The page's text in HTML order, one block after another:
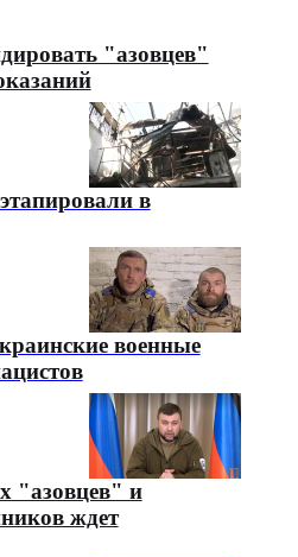
"азовцев"
в
военные
"азовцев" и
ждет